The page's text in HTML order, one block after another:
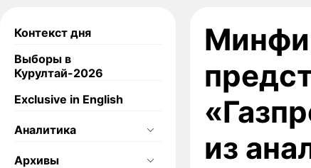
Контекст дня
Выборы в
Курултай-2026
Exclusive in English
Аналитика
Архивы
из